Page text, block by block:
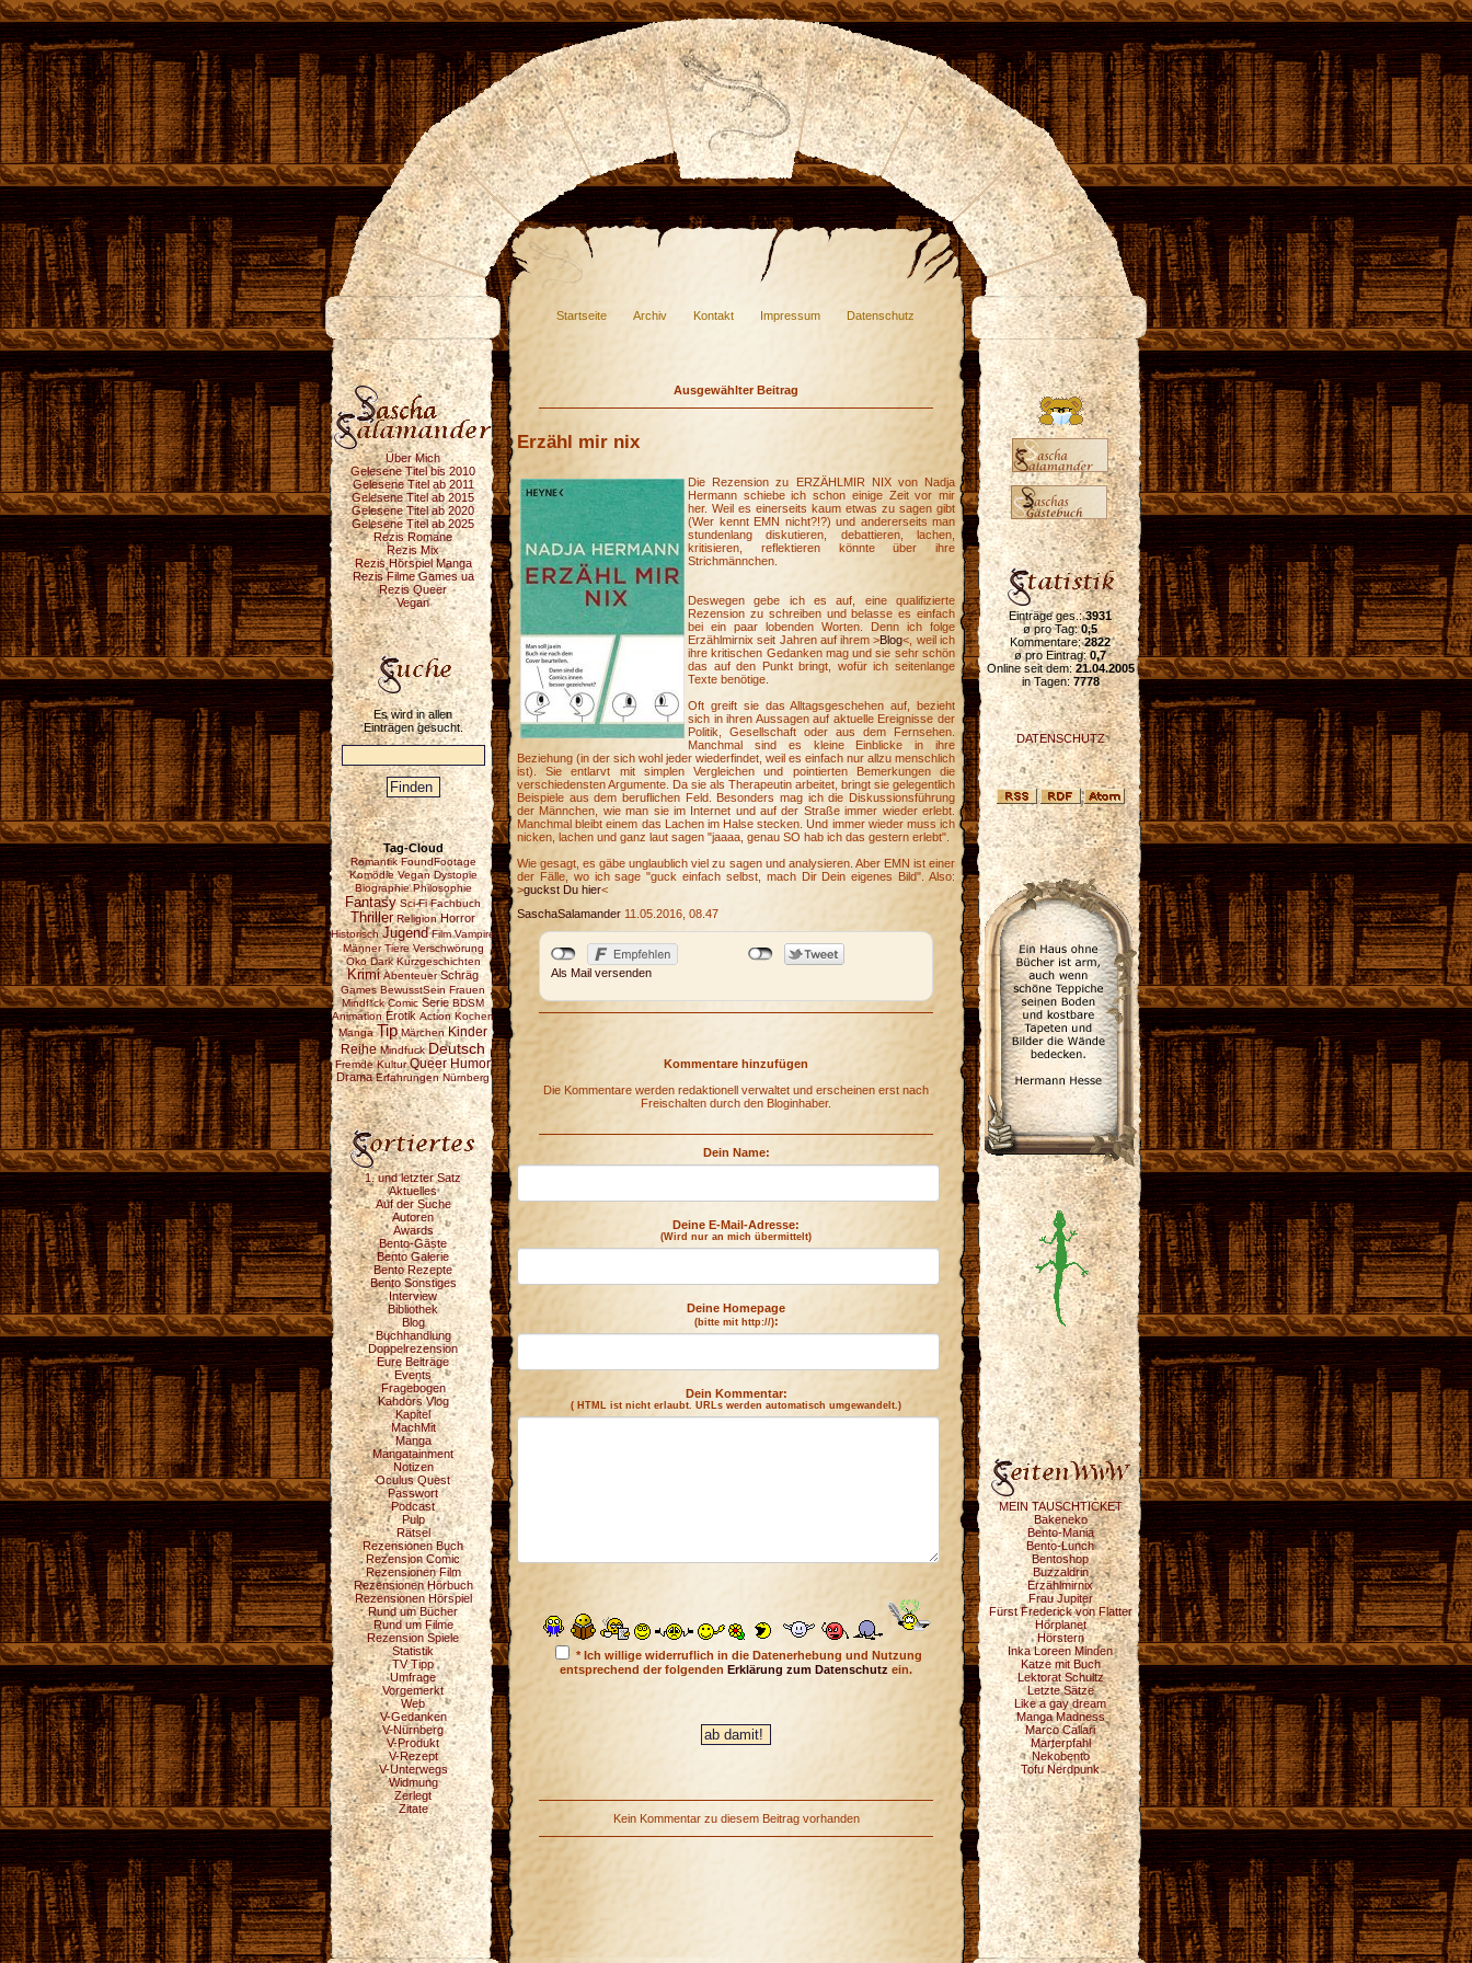
Startseite Archiv Kontakt Impressum Datenschutz
Über Mich
Gelesene Titel bis 2010
Gelesene Titel ab 2011
Gelesene Titel ab 2015
Gelesene Titel ab 2020
Gelesene Titel ab 2025
Rezis Romane
Rezis Mix
Rezis Hörspiel Manga
Rezis Filme Games ua
Rezis Queer
Vegan
Es wird in allen
Einträgen gesucht.
Tag-Cloud
Romantik FoundFootage
Komödie Vegan Dystopie
Biographie Philosophie
Fantasy Sci-Fi Fachbuch
Thriller Religion Horror
Historisch Jugend Film Vampire
Männer Tiere Verschwörung
Öko Dark Kurzgeschichten
Krimi Abenteuer Schräg
Games BewusstSein Frauen
Mindf*ck Comic Serie BDSM
Animation Erotik Action Kochen
Manga Tip Märchen Kinder
Reihe Mindfuck Deutsch
Fremde Kultur Queer Humor
Drama Erfahrungen Nürnberg
1. und letzter Satz
Aktuelles
Auf der Suche
Autoren
Awards
Bento-Gäste
Bento Galerie
Bento Rezepte
Bento Sonstiges
Interview
Bibliothek
Blog
Buchhandlung
Doppelrezension
Eure Beiträge
Events
Fragebogen
Kahdors Vlog
Kapitel
MachMit
Manga
Mangatainment
Notizen
Oculus Quest
Passwort
Podcast
Pulp
Rätsel
Rezensionen Buch
Rezension Comic
Rezensionen Film
Rezensionen Hörbuch
Rezensionen Hörspiel
Rund um Bücher
Rund um Filme
Rezension Spiele
Statistik
TV Tipp
Umfrage
Vorgemerkt
Web
V-Gedanken
V-Nürnberg
V-Produkt
V-Rezept
V-Unterwegs
Widmung
Zerlegt
Zitate
Ausgewählter Beitrag
Erzähl mir nix
Die Rezension zu ERZÄHLMIR NIX von Nadja
Hermann schiebe ich schon einige Zeit vor mir
her. Weil es einerseits kaum etwas zu sagen gibt
(Wer kennt EMN nicht?!?) und andererseits man
stundenlang diskutieren, debattieren, lachen,
kritisieren, reflektieren könnte über ihre
Strichmännchen.
Deswegen gebe ich es auf, eine qualifizierte
Rezension zu schreiben und belasse es einfach
bei ein paar lobenden Worten. Denn ich folge
Erzählmirnix seit Jahren auf ihrem >Blog<, weil ich
ihre kritischen Gedanken mag und sie sehr schön
das auf den Punkt bringt, wofür ich seitenlange
Texte benötige.
Oft greift sie das Alltagsgeschehen auf, bezieht
sich in ihren Aussagen auf aktuelle Ereignisse der
Politik, Gesellschaft oder aus dem Fernsehen.
Manchmal sind es kleine Einblicke in ihre
Beziehung (in der sich wohl jeder wiederfindet, weil es einfach nur allzu menschlich
ist). Sie entlarvt mit simplen Vergleichen und pointierten Bemerkungen die
verschiedensten Argumente. Da sie als Therapeutin arbeitet, bringt sie gelegentlich
Beispiele aus dem beruflichen Feld. Besonders mag ich die Diskussionsführung
der Männchen, wie man sie im Internet und auf der Straße immer wieder erlebt.
Manchmal bleibt einem das Lachen im Halse stecken. Und immer wieder muss ich
nicken, lachen und ganz laut sagen "jaaaa, genau SO hab ich das gestern erlebt".
Wie gesagt, es gäbe unglaublich viel zu sagen und analysieren. Aber EMN ist einer
der Fälle, wo ich sage "guck einfach selbst, mach Dir Dein eigenes Bild". Also:
>guckst Du hier<
SaschaSalamander 11.05.2016, 08.47
Als Mail versenden
Kommentare hinzufügen
Die Kommentare werden redaktionell verwaltet und erscheinen erst nach
Freischalten durch den Bloginhaber.
Dein Name:
Deine E-Mail-Adresse:
(Wird nur an mich übermittelt)
Deine Homepage
(bitte mit http://):
Dein Kommentar:
( HTML ist nicht erlaubt. URLs werden automatisch umgewandelt.)
* Ich willige widerruflich in die Datenerhebung und Nutzung
entsprechend der folgenden Erklärung zum Datenschutz ein.
Kein Kommentar zu diesem Beitrag vorhanden
Einträge ges.:3931
ø pro Tag:0,5
Kommentare:2822
ø pro Eintrag:0,7
Online seit dem:21.04.2005
in Tagen:7778
DATENSCHUTZ
MEIN TAUSCHTICKET
Bakeneko
Bento-Mania
Bento-Lunch
Bentoshop
Buzzaldrin
Erzählmirnix
Frau Jupiter
Fürst Frederick von Flatter
Hörplanet
Hörstern
Inka Loreen Minden
Katze mit Buch
Lektorat Schultz
Letzte Sätze
Like a gay dream
Manga Madness
Marco Callari
Marterpfahl
Nekobento
Tofu Nerdpunk